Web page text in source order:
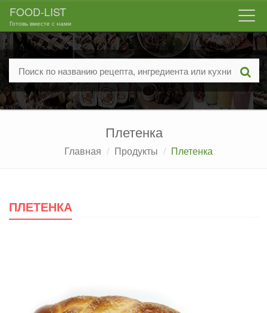
FOOD-LIST
Готовь вместе с нами
Плетенка
Главная Продукты Плетенка
ПЛЕТЕНКА